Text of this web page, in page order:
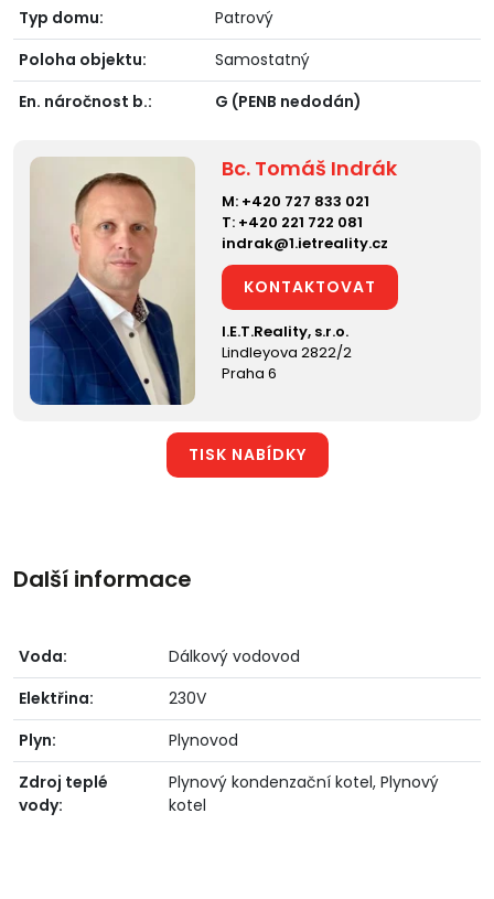
Typ domu:
Patrový
Poloha objektu:
Samostatný
En. náročnost b.:
G (PENB nedodán)
Bc. Tomáš Indrák
M: +420 727 833 021
T: +420 221 722 081
indrak@1.ietreality.cz
KONTAKTOVAT
I.E.T.Reality, s.r.o.
Lindleyova 2822/2
Praha 6
TISK NABÍDKY
Další informace
Voda:
Dálkový vodovod
Elektřina:
230V
Plyn:
Plynovod
Zdroj teplé
vody:
Plynový kondenzační kotel, Plynový
kotel